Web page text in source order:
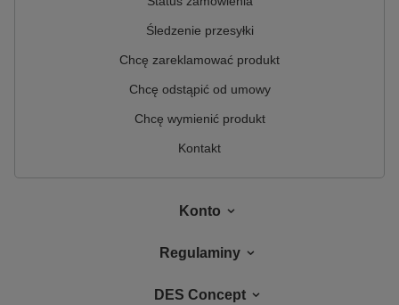
Śledzenie przesyłki
Chcę zareklamować produkt
Chcę odstąpić od umowy
Chcę wymienić produkt
Kontakt
Konto
Regulaminy
DES Concept